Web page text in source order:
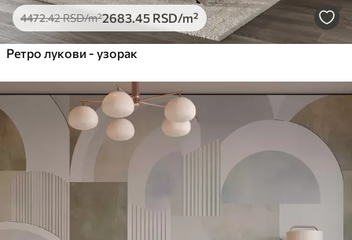
4472.42RSD/m²2683.45 RSD/m²
Ретро лукови - узорак